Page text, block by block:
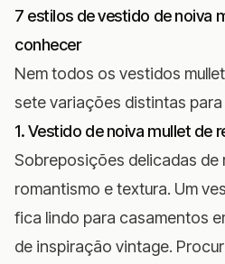
7 estilos de vestido de noiva
conhecer
Nem todos os vestidos
sete variações distintas
1. Vestido de noiva mullet de
Sobreposições delicadas de
romantismo e textura. Um
fica lindo para casamentos
de inspiração vintage.